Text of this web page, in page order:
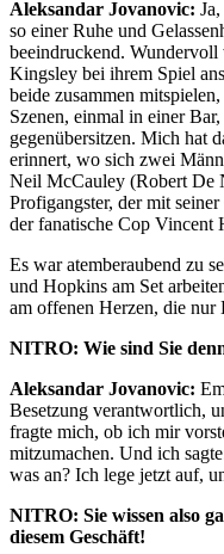
Aleksandar Jovanovic:
so einer Ruhe und
beeindruckend.
Kingsley bei ihrem Spiel
beide zusammen
Szenen, einmal in einer
gegenübersitzen. Mich hat
erinnert, wo sich zwei
Neil McCauley (Robert De
Profigangster, der mit
der fanatische Cop Vincent
Es war atemberaubend zu
und Hopkins am Set
am offenen Herzen, die nur
NITRO: Wie sind Sie
Aleksandar Jovanovic:
Besetzung verantwortlich,
fragte mich, ob ich mir
mitzumachen. Und ich
was an? Ich lege jetzt auf,
NITRO: Sie wissen also
diesem Geschäft!